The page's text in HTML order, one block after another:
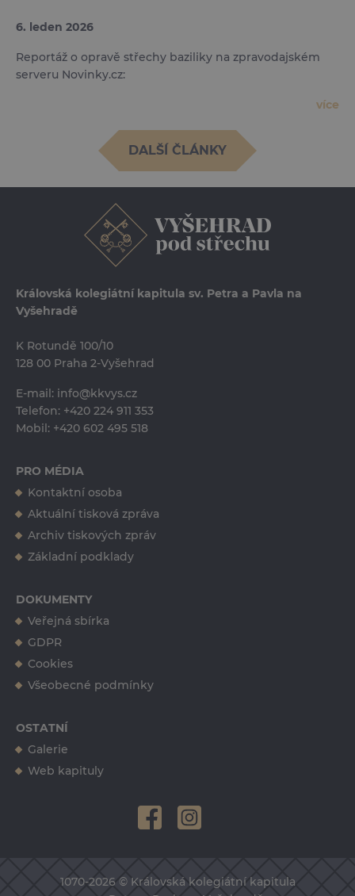
6. leden 2026
Reportáž o opravě střechy baziliky na zpravodajském
serveru Novinky.cz:
více
DALŠÍ ČLÁNKY
Královská kolegiátní kapitula sv. Petra a Pavla na
Vyšehradě
K Rotundě 100/10
128 00 Praha 2-Vyšehrad
E-mail: info@kkvys.cz
Telefon: +420 224 911 353
Mobil: +420 602 495 518
PRO MÉDIA
Kontaktní osoba
Ing. Erika Tučková
+420 724 557 835
Aktuální tisková zpráva
Archiv tiskových zpráv
Základní podklady
DOKUMENTY
Veřejná sbírka
GDPR
Cookies
Všeobecné podmínky
OSTATNÍ
Galerie
Web kapituly
1070-2026 © Královská kolegiátní kapitula